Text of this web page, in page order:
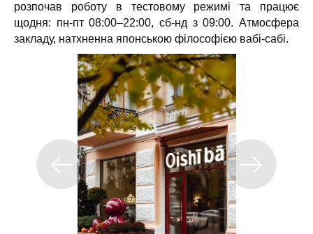
розпочав роботу в тестовому режимі та працює
щодня: пн-пт 08:00–22:00, сб-нд з 09:00. Атмосфера
закладу, натхненна японською філософією вабі-сабі.